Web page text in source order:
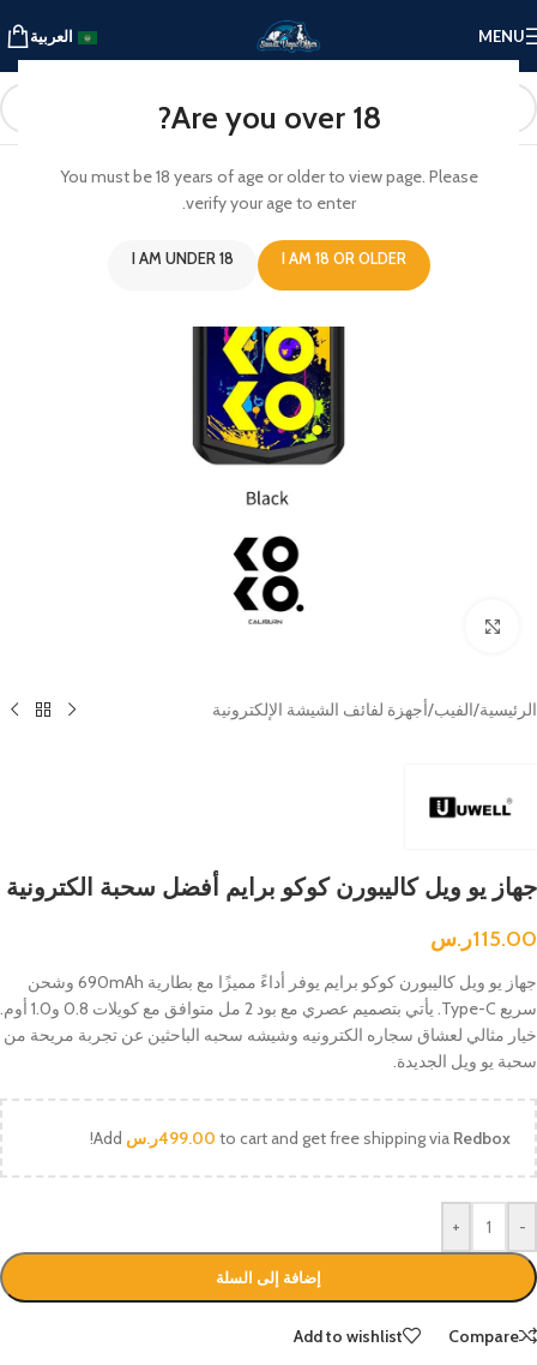
Are you over 18?
You must be 18 years of age or older to view page. Please
verify your age to enter.
I AM 18 OR OLDER
I AM UNDER 18
MENU العربية
الرئيسية/الفيب/أجهزة لفائف الشيشة الإلكترونية
جهاز يو ويل كاليبورن كوكو برايم أفضل سحبة الكترونية
115.00ر.س
جهاز يو ويل كاليبورن كوكو برايم يوفر أداءً مميزًا مع بطارية 690mAh وشحن
سريع Type-C. يأتي بتصميم عصري مع بود 2 مل متوافق مع كويلات 0.8 و1.0 أوم.
خيار مثالي لعشاق سجاره الكترونيه وشيشه سحبه الباحثين عن تجربة مريحة من
سحبة يو ويل الجديدة.
Add 499.00ر.س to cart and get free shipping via Redbox
!
-
+
إضافة إلى السلة
Compare
Add to wishlist